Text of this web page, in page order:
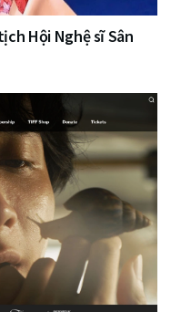
Hội Nghệ sĩ Sân